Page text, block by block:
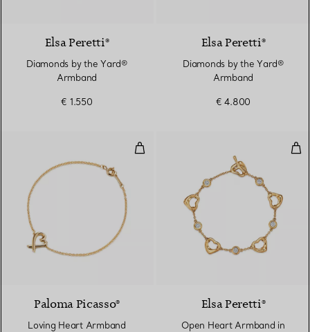
Elsa Peretti®
Diamonds by the Yard®
Armband
€ 1.550
Elsa Peretti®
Diamonds by the Yard®
Armband
€ 4.800
Loving Heart Armband
Paloma Picasso®
Loving Heart Armband
Elsa Peretti®
Open Heart Armband in